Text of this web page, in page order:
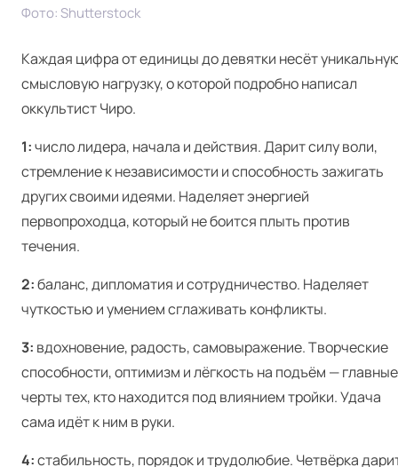
Фото: Shut­ter­stock
Каждая цифра от единицы до девятки несёт
смысловую нагрузку, о которой подробно написал
оккультист Чиро.
1:число лидера, начала и действия. Дарит силу воли,
стремление к независимости и способность зажигать
других своими идеями. Наделяет энергией
первопроходца, который не боится плыть против
течения.
2:баланс, дипломатия и сотрудничество. Наделяет
чуткостью и умением сглаживать конфликты.
3: вдохновение, радость, самовыражение. Творческие
способности, оптимизм и лёгкость на подъём — главные
черты тех, кто находится под влиянием тройки. Удача
сама идёт к ним в руки.
4:стабильность, порядок и трудолюбие. Четвёрка